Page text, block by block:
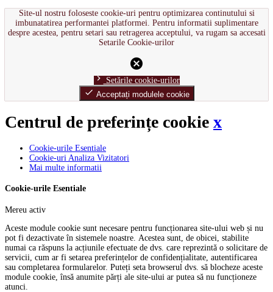
Site-ul nostru foloseste cookie-uri pentru optimizarea continutului si
imbunatatirea performantei platformei. Pentru informatii suplimentare
despre acestea, pentru setari sau retragerea acceptului, va rugam sa accesati
Setarile Cookie-urilor
cancel
chevron_right Setările cookie-urilor
done Acceptați modulele cookie
Centrul de preferințe cookie x
Cookie-urile Esentiale
Cookie-uri Analiza Vizitatori
Mai multe informatii
Cookie-urile Esentiale
Mereu activ
Aceste module cookie sunt necesare pentru funcționarea site-ului web și nu
pot fi dezactivate în sistemele noastre. Acestea sunt, de obicei, stabilite
numai ca răspuns la acțiunile efectuate de dvs. care reprezintă o solicitare de
servicii, cum ar fi setarea preferințelor de confidențialitate, autentificarea
sau completarea formularelor. Puteți seta browserul dvs. să blocheze aceste
module cookie, însă anumite părți ale site-ului ar putea să nu funcționeze
atunci.